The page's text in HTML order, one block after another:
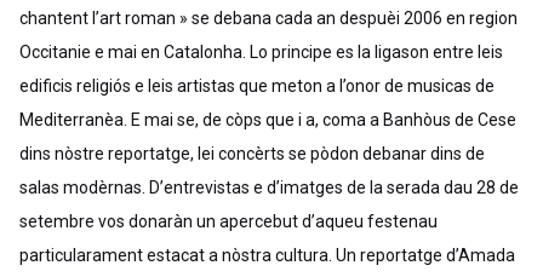
chantent l’art roman » se debana cada an despuèi 2006 en region
Occitanie e mai en Catalonha. Lo principe es la ligason entre leis
edificis religiós e leis artistas que meton a l’onor de musicas de
Mediterranèa. E mai se, de còps que i a, coma a Banhòus de Cese
dins nòstre reportatge, lei concèrts se pòdon debanar dins de
salas modèrnas. D’entrevistas e d’imatges de la serada dau 28 de
setembre vos donaràn un apercebut d’aqueu festenau
particularament estacat a nòstra cultura. Un reportatge d’Amada